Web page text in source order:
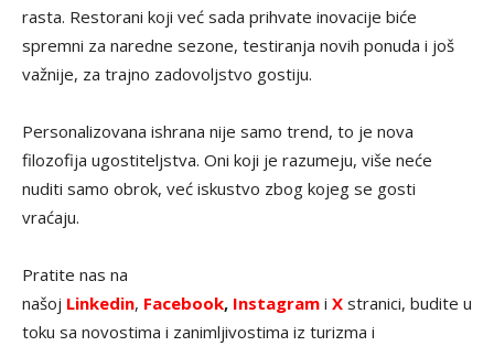
rasta. Restorani koji već sada prihvate inovacije biće
spremni za naredne sezone, testiranja novih ponuda i još
važnije, za trajno zadovoljstvo gostiju.
Personalizovana ishrana nije samo trend, to je nova
filozofija ugostiteljstva. Oni koji je razumeju, više neće
nuditi samo obrok, već iskustvo zbog kojeg se gosti
vraćaju.
Pratite nas na
našoj Linkedin, Facebook, Instagram i X stranici, budite u
toku sa novostima i zanimljivostima iz turizma i